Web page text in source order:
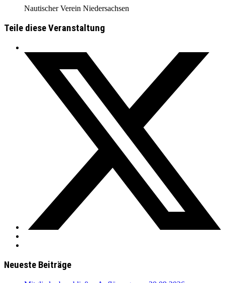
Nautischer Verein Niedersachsen
Teile diese Veranstaltung
Neueste Beiträge